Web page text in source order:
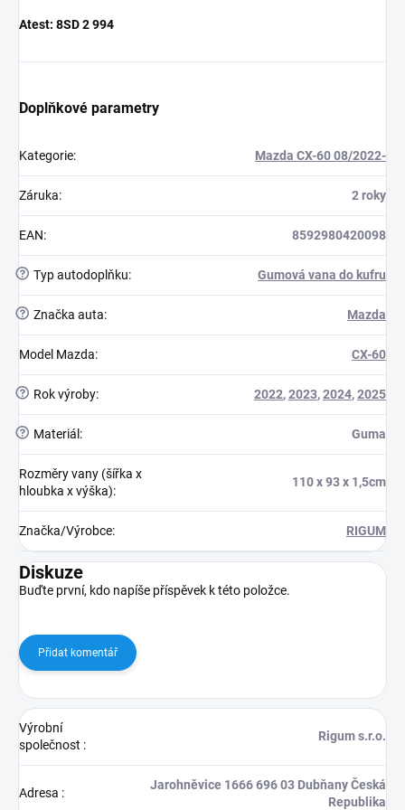
Atest: 8SD 2 994
Doplňkové parametry
Kategorie: Mazda CX-60 08/2022-
Záruka: 2 roky
EAN: 8592980420098
? Typ autodoplňku: Gumová vana do kufru
? Značka auta: Mazda
Model Mazda: CX-60
? Rok výroby: 2022,2023,2024,2025
? Materiál : Guma
Rozměry vany (šířka x
hloubka x výška):
110 x 93 x 1,5cm
Značka/Výrobce: RIGUM
Diskuze
Buďte první, kdo napíše příspěvek k této položce.
Přidat komentář
Výrobní
společnost :
Rigum s.r.o.
Adresa :
Jarohněvice 1666 696 03 Dubňany Česká
Republika